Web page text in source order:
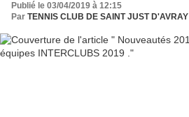
Publié le 03/04/2019 à 12:15
Par TENNIS CLUB DE SAINT JUST D'AVRAY